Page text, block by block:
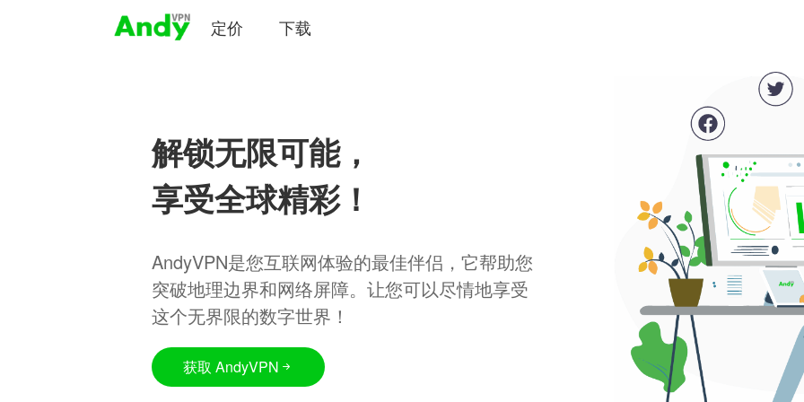
定价 下载
解锁无限可能，
享受全球精彩！
AndyVPN是您互联网体验的最佳伴侣，它帮助您
突破地理边界和网络屏障。让您可以尽情地享受
这个无界限的数字世界！
获取 AndyVPN